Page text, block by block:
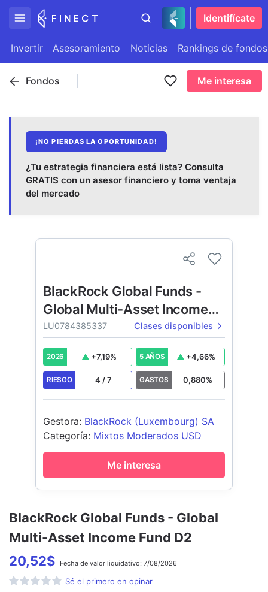
Identifícate
Invertir Asesoramiento Noticias Rankings de fondos
Fondos Me interesa
¡NO PIERDAS LA OPORTUNIDAD!
¿Tu estrategia financiera está lista? Consulta
GRATIS con un asesor financiero y toma ventaja
del mercado
BlackRock Global Funds - Global
Multi-Asset Income Fund D2
20,52$ Fecha de valor liquidativo: 7/08/2026
Sé el primero en opinar
BlackRock Global Funds -
Global Multi-Asset Income
Fund
LU0784385337 Clases disponibles
2026 +7,19% 5 AÑOS +4,66%
RIESGO 4 /7 GASTOS 0,880%
Gestora: BlackRock (Luxembourg) SA
Categoría: Mixtos Moderados USD
Me interesa